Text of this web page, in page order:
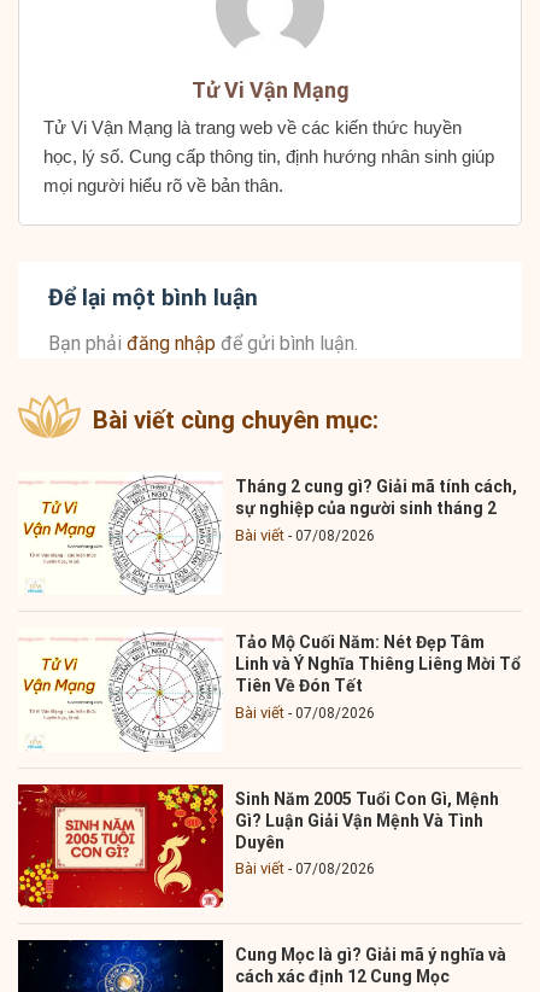
Tử Vi Vận Mạng
Tử Vi Vận Mạng là trang web về các kiến thức huyền
học, lý số. Cung cấp thông tin, định hướng nhân sinh giúp
mọi người hiểu rõ về bản thân.
Để lại một bình luận
Bạn phải đăng nhập để gửi bình luận.
Bài viết cùng chuyên mục:
Tháng 2 cung gì? Giải mã tính cách,
sự nghiệp của người sinh tháng 2
Bài viết 07/08/2026
Tảo Mộ Cuối Năm: Nét Đẹp Tâm
Linh và Ý Nghĩa Thiêng Liêng Mời Tổ
Tiên Về Đón Tết
Bài viết 07/08/2026
Sinh Năm 2005 Tuổi Con Gì, Mệnh
Gì? Luận Giải Vận Mệnh Và Tình
Duyên
Bài viết 07/08/2026
Cung Mọc là gì? Giải mã ý nghĩa và
cách xác định 12 Cung Mọc